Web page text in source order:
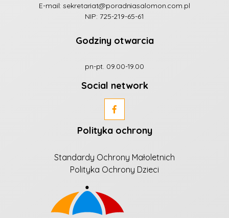
E-mail:sekretariat@poradniasalomon.com.pl
NIP: 725-219-65-61
Godziny otwarcia
pn-pt. 09.00-19.00
Social network
Polityka ochrony
Standardy Ochrony Małoletnich
Polityka Ochrony Dzieci